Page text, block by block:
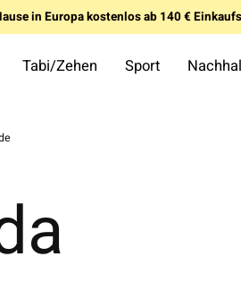
in Europa kostenlos ab 140 €
Tabi/Zehen Sport